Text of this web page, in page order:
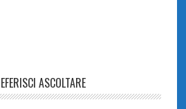
ASCOLTARE